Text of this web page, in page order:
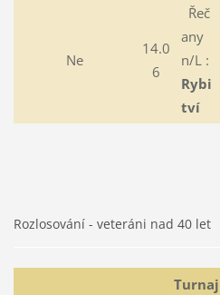
Ne
14.0
6
Řeč
any
n/L :
Rybi
tví
Rozlosování - veteráni nad 40 let
Turnaj